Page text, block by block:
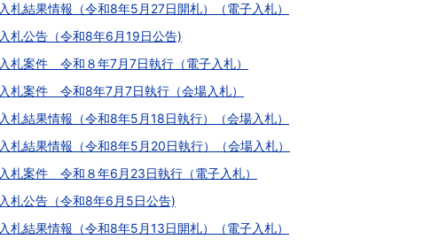
入札結果情報（令和8年5月27日開札）（電子入札）
入札公告（令和8年6月19日公告)
入札案件 令和８年7月7日執行（電子入札）
入札案件 令和8年7月7日執行（会場入札）
入札結果情報（令和8年5月18日執行）（会場入札）
入札結果情報（令和8年5月20日執行）（会場入札）
入札案件 令和８年6月23日執行（電子入札）
入札公告（令和8年6月5日公告)
入札結果情報（令和8年5月13日開札）（電子入札）